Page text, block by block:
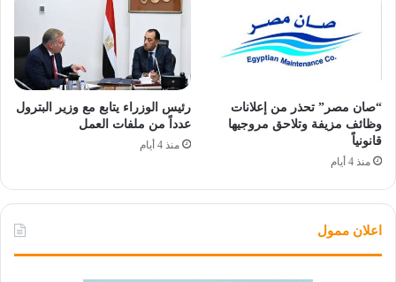
“صان مصر” تحذر من إعلانات
وظائف مزيفة وتلاحق مروجيها
قانونياً
منذ 4 أيام
رئيس الوزراء يتابع مع وزير البترول
عدداً من ملفات العمل
منذ 4 أيام
اعلان ممول